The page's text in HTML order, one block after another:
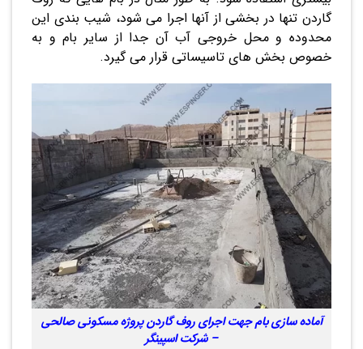
گاردن تنها در بخشی از آنها اجرا می شود، شیب بندی این
محدوده و محل خروجی آب آن جدا از سایر بام و به
خصوص بخش های تاسیساتی قرار می گیرد.
آماده سازی بام جهت اجرای روف گاردن پروژه مسکونی صالحی
– شرکت اسپینگر